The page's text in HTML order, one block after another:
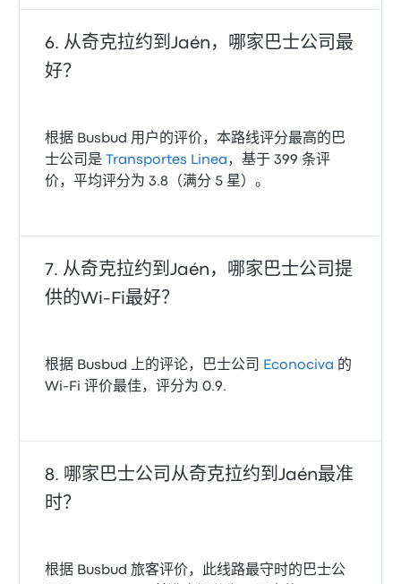
从奇克拉约到Jaén，哪家巴士公司最
好？
根据 Busbud 用户的评价，本路线评分最高的巴
士公司是
Transportes Linea ，基于 399 条评
价，平均评分为 3.8（满分 5 星）。
从奇克拉约到Jaén，哪家巴士公司提
供的Wi‑Fi最好？
根据 Busbud 上的评论，巴士公司 Econociva 的
Wi‑Fi 评价最佳，评分为 0.9.
哪家巴士公司从奇克拉约到Jaén最准
时？
根据 Busbud 旅客评价，此线路最守时的巴士公